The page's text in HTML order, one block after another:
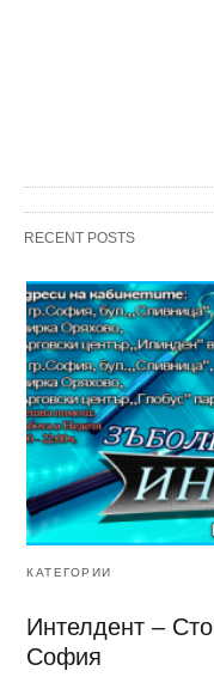
RECENT POSTS
КАТЕГОРИИ
Интелдент –
София